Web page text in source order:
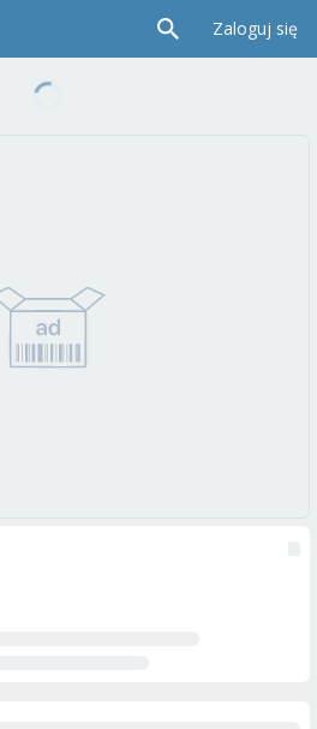
Zaloguj się